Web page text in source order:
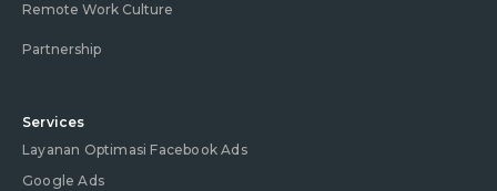
Remote Work Culture
Partnership
Services
Layanan Optimasi Facebook Ads
Google Ads